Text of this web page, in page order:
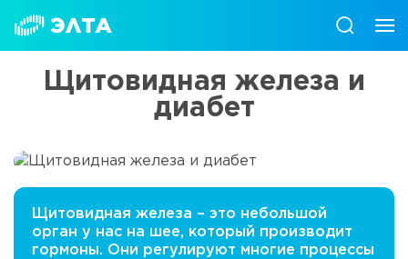
Щитовидная железа и
диабет
Щитовидная железа – это небольшой
орган у нас на шее, который производит
гормоны. Они регулируют многие процессы